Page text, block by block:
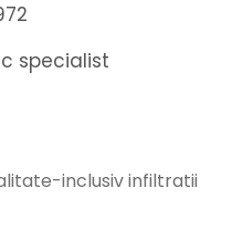
specialist
inclusiv infiltratii